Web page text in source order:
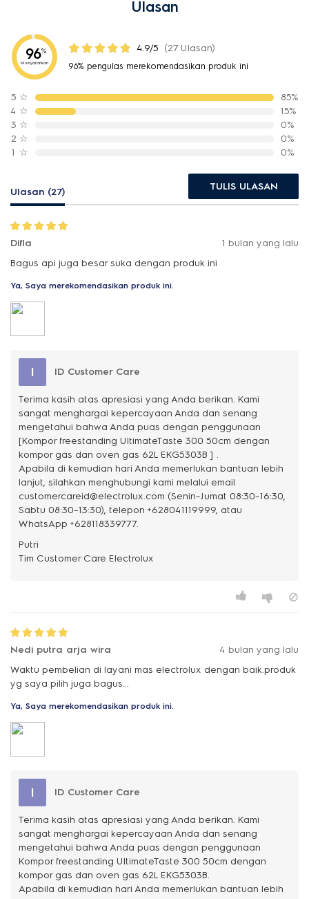
Ulasan
96%
Menyarankan
4.9/5 (27 Ulasan)
96% pengulas merekomendasikan produk ini
5 ☆
85%
4 ☆
15%
3 ☆
0%
2 ☆
0%
1 ☆ 0%
Ulasan (27) TULIS ULASAN
Difla
1 bulan yang lalu
Bagus api juga besar suka dengan produk ini
Ya, Saya merekomendasikan produk ini.
I ID Customer Care
Terima kasih atas apresiasi yang Anda berikan. Kami
sangat menghargai kepercayaan Anda dan senang
mengetahui bahwa Anda puas dengan penggunaan
[Kompor freestanding UltimateTaste 300 50cm dengan
kompor gas dan oven gas 62L EKG5303B ] .
Apabila di kemudian hari Anda memerlukan bantuan lebih
lanjut, silahkan menghubungi kami melalui email
customercareid@electrolux.com (Senin–Jumat 08:30–16:30,
Sabtu 08:30–13:30), telepon +628041119999, atau
WhatsApp +628118339777.
Putri
Nedi putra arja wira
4 bulan yang lalu
Waktu pembelian di layani mas electrolux dengan baik.produk
yg saya pilih juga bagus...
Ya, Saya merekomendasikan produk ini.
I ID Customer Care
Terima kasih atas apresiasi yang Anda berikan. Kami
sangat menghargai kepercayaan Anda dan senang
mengetahui bahwa Anda puas dengan penggunaan
Kompor freestanding UltimateTaste 300 50cm dengan
kompor gas dan oven gas 62L EKG5303B.
Apabila di kemudian hari Anda memerlukan bantuan lebih